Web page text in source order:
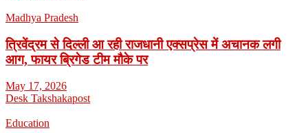
Madhya Pradesh
त्रिवेंद्रम से दिल्ली आ रही राजधानी एक्सप्रेस में अचानक लगी
आग, फायर ब्रिगेड टीम मौके पर
May 17, 2026
Desk Takshakapost
Education